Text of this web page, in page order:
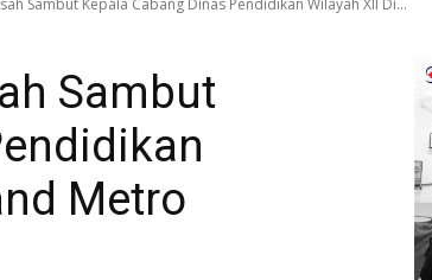
Sambut Kepala Cabang Dinas Pendidikan Wilayah XII Di...
Sambut
Metro